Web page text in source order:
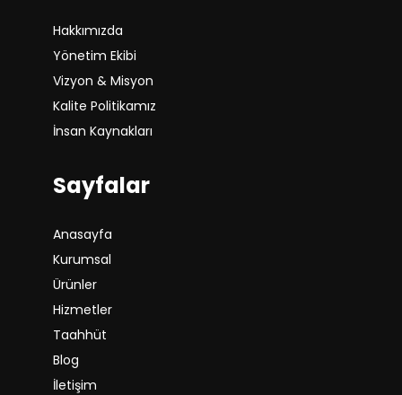
Hakkımızda
Yönetim Ekibi
Vizyon & Misyon
Kalite Politikamız
İnsan Kaynakları
Sayfalar
Anasayfa
Kurumsal
Ürünler
Hizmetler
Taahhüt
Blog
İletişim